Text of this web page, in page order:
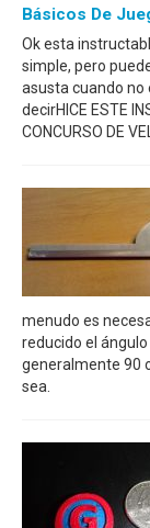
Básicos De
Ok esta
simple, pero
asusta cuando no
decirHICE ESTE
CONCURSO DE
menudo es
reducido el
generalmente 90
sea.